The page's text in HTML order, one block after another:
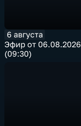
6 августа
Эфир от 06.08.2026
(09:30)